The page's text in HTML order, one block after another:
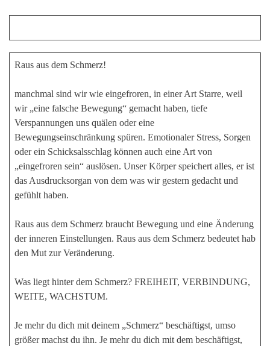
Raus aus dem Schmerz!
manchmal sind wir wie eingefroren, in einer Art Starre, weil
wir „eine falsche Bewegung“ gemacht haben, tiefe
Verspannungen uns quälen oder eine
Bewegungseinschränkung spüren. Emotionaler Stress, Sorgen
oder ein Schicksalsschlag können auch eine Art von
„eingefroren sein“ auslösen. Unser Körper speichert alles, er ist
das Ausdrucksorgan von dem was wir gestern gedacht und
gefühlt haben.
Raus aus dem Schmerz braucht Bewegung und eine Änderung
der inneren Einstellungen. Raus aus dem Schmerz bedeutet hab
den Mut zur Veränderung.
Was liegt hinter dem Schmerz? FREIHEIT, VERBINDUNG,
WEITE, WACHSTUM.
Je mehr du dich mit deinem „Schmerz“ beschäftigst, umso
größer machst du ihn. Je mehr du dich mit dem beschäftigst,